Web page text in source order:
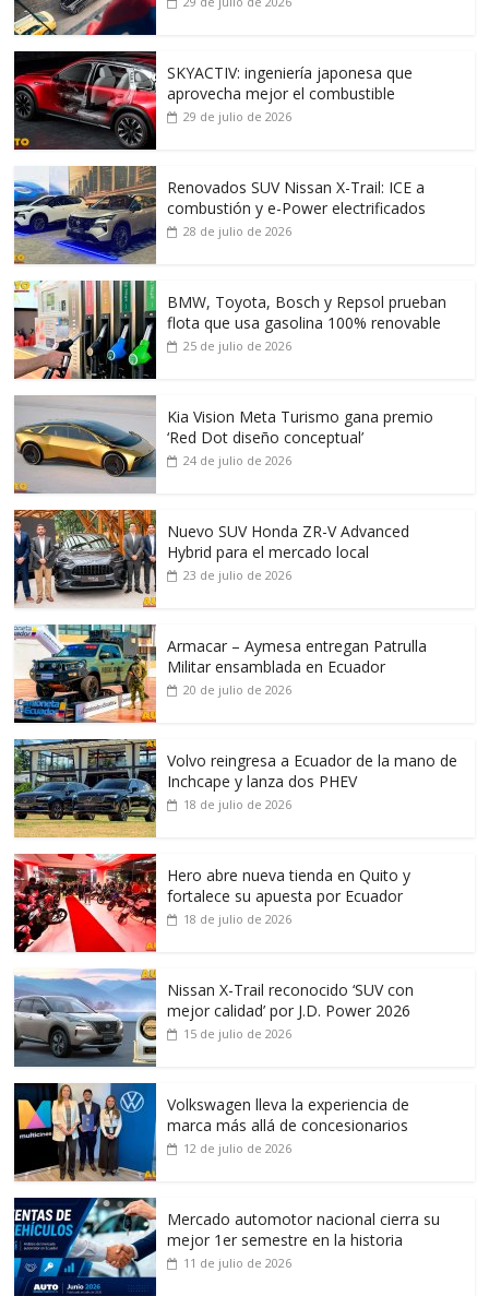
SKYACTIV: ingeniería japonesa que
aprovecha mejor el combustible
29 de julio de 2026
Renovados SUV Nissan X-Trail: ICE a
combustión y e-Power electrificados
28 de julio de 2026
BMW, Toyota, Bosch y Repsol prueban
flota que usa gasolina 100% renovable
25 de julio de 2026
Kia Vision Meta Turismo gana premio
‘Red Dot diseño conceptual’
24 de julio de 2026
Nuevo SUV Honda ZR-V Advanced
Hybrid para el mercado local
23 de julio de 2026
Armacar – Aymesa entregan Patrulla
Militar ensamblada en Ecuador
20 de julio de 2026
Volvo reingresa a Ecuador de la mano de
Inchcape y lanza dos PHEV
18 de julio de 2026
Hero abre nueva tienda en Quito y
fortalece su apuesta por Ecuador
18 de julio de 2026
Nissan X-Trail reconocido ‘SUV con
mejor calidad’ por J.D. Power 2026
15 de julio de 2026
Volkswagen lleva la experiencia de
marca más allá de concesionarios
12 de julio de 2026
Mercado automotor nacional cierra su
mejor 1er semestre en la historia
11 de julio de 2026